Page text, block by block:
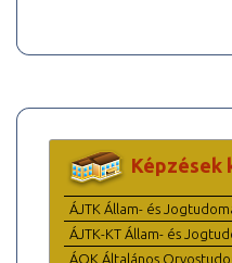
Képzések
ÁJTK Állam- és
ÁJTK-KT Állam- és
ÁOK Általános